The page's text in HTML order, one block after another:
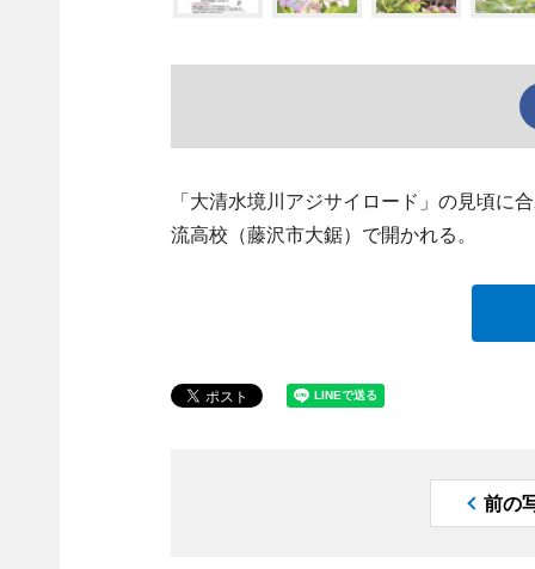
「大清水境川アジサイロード」の見頃に
流高校（藤沢市大鋸）で開かれる。
前の